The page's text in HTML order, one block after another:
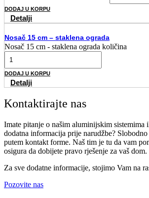
DODAJ U KORPU
Detalji
Nosač 15 cm – staklena ograda
Nosač 15 cm - staklena ograda količina
DODAJ U KORPU
Detalji
Kontaktirajte nas
Imate pitanje o našim aluminijskim sistemima
dodatna informacija prije narudžbe? Slobodno
putem kontakt forme. Naš tim je tu da vam
osigura da dobijete pravo rješenje za vaš dom.
Za sve dodatne informacije, stojimo Vam na
Pozovite nas